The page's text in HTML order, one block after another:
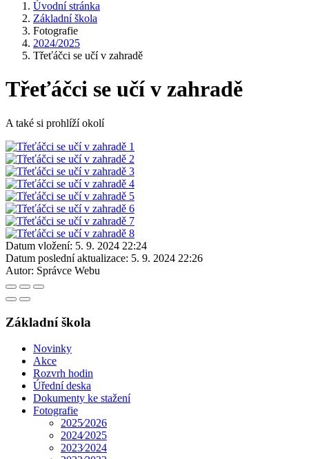
Úvodní stránka
Základní škola
Fotografie
2024/2025
Třeťáčci se učí v zahradě
Třeťáčci se učí v zahradě
A také si prohlíží okolí
Datum vložení: 5. 9. 2024 22:24
Datum poslední aktualizace: 5. 9. 2024 22:26
Autor: Správce Webu
Základní škola
Novinky
Akce
Rozvrh hodin
Úřední deska
Dokumenty ke stažení
Fotografie
2025⁄2026
2024⁄2025
2023⁄2024